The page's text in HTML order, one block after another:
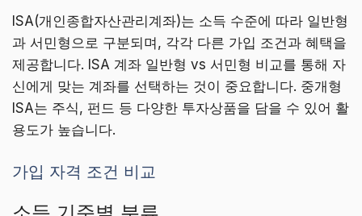
ISA(개인종합자산관리계좌)는 소득 수준에 따라 일반형
과 서민형으로 구분되며, 각각 다른 가입 조건과 혜택을
제공합니다. ISA 계좌 일반형 vs 서민형 비교를 통해 자
신에게 맞는 계좌를 선택하는 것이 중요합니다. 중개형
ISA는 주식, 펀드 등 다양한 투자상품을 담을 수 있어 활
용도가 높습니다.
가입 자격 조건 비교